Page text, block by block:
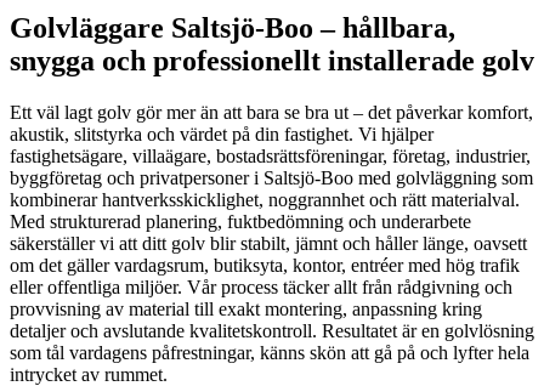
Golvläggare Saltsjö-Boo – hållbara,
snygga och professionellt installerade golv
Ett väl lagt golv gör mer än att bara se bra ut – det påverkar komfort,
akustik, slitstyrka och värdet på din fastighet. Vi hjälper
fastighetsägare, villaägare, bostadsrättsföreningar, företag, industrier,
byggföretag och privatpersoner i Saltsjö-Boo med golvläggning som
kombinerar hantverksskicklighet, noggrannhet och rätt materialval.
Med strukturerad planering, fuktbedömning och underarbete
säkerställer vi att ditt golv blir stabilt, jämnt och håller länge, oavsett
om det gäller vardagsrum, butiksyta, kontor, entréer med hög trafik
eller offentliga miljöer. Vår process täcker allt från rådgivning och
provvisning av material till exakt montering, anpassning kring
detaljer och avslutande kvalitetskontroll. Resultatet är en golvlösning
som tål vardagens påfrestningar, känns skön att gå på och lyfter hela
intrycket av rummet.